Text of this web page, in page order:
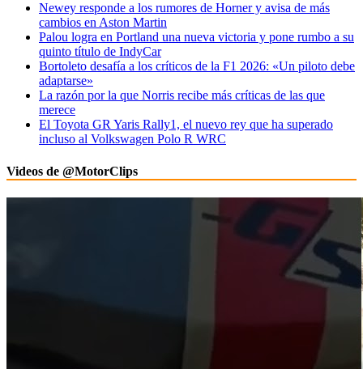
Newey responde a los rumores de Horner y avisa de más
cambios en Aston Martin
Palou logra en Portland una nueva victoria y pone rumbo a su
quinto título de IndyCar
Bortoleto desafía a los críticos de la F1 2026: «Un piloto debe
adaptarse»
La razón por la que Norris recibe más críticas de las que
merece
El Toyota GR Yaris Rally1, el nuevo rey que ha superado
incluso al Volkswagen Polo R WRC
Videos de @MotorClips